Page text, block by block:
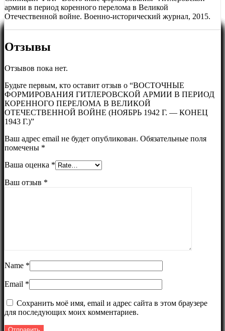
армии в период коренного перелома в Великой
Отечественной войне. Военно-исторический журнал, 2015.
Отзывы
Отзывов пока нет.
Будьте первым, кто оставит отзыв о “ВОСТОЧНЫЕ
ФОРМИРОВАНИЯ ГИТЛЕРОВСКОЙ АРМИИ В ПЕРИОД
КОРЕННОГО ПЕРЕЛОМА В ВЕЛИКОЙ
ОТЕЧЕСТВЕННОЙ ВОЙНЕ (НОЯБРЬ 1942 Г. — КОНЕЦ
1943 Г.)”
Ваш адрес email не будет опубликован. Обязательные поля
помечены *
Ваша оценка *
Ваш отзыв *
Name *
Email *
Сохранить моё имя, email и адрес сайта в этом браузере
для последующих моих комментариев.